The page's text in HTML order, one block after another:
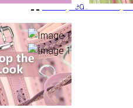
Leder/Lederschnur/